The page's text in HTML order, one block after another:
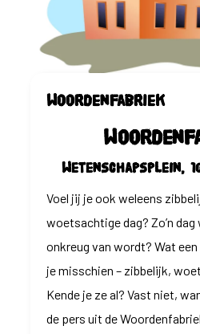
Woordenfabriek
Wetenschapsplein,
Voel jij je ook weleens
woetsachtige dag? Zo’n dag
onkreug van wordt? Wat
je misschien – zibbelijk,
Kende je ze al? Vast niet,
de pers uit de